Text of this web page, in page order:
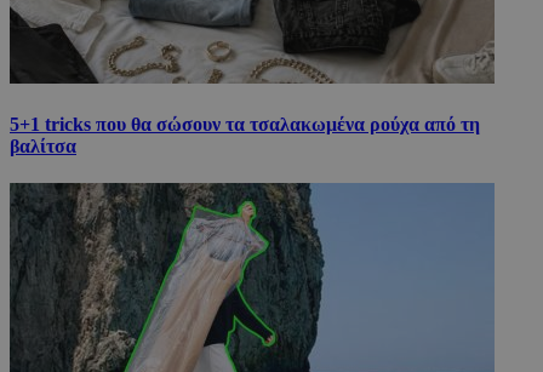
5+1 tricks που θα σώσουν τα τσαλακωμένα ρούχα από τη
βαλίτσα